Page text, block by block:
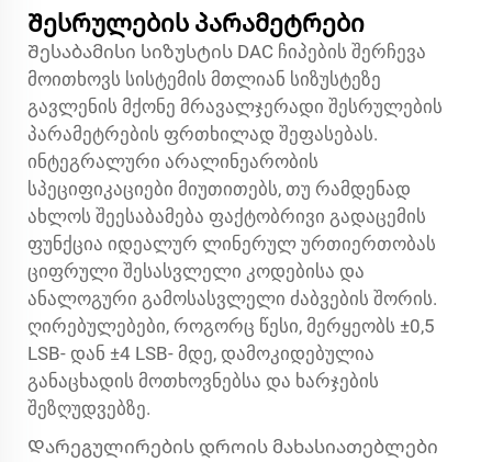
Შესრულების პარამეტრები
Შესაბამისი სიზუსტის DAC ჩიპების შერჩევა
მოითხოვს სისტემის მთლიან სიზუსტეზე
გავლენის მქონე მრავალჯერადი შესრულების
პარამეტრების ფრთხილად შეფასებას.
ინტეგრალური არალინეარობის
სპეციფიკაციები მიუთითებს, თუ რამდენად
ახლოს შეესაბამება ფაქტობრივი გადაცემის
ფუნქცია იდეალურ ლინერულ ურთიერთობას
ციფრული შესასვლელი კოდებისა და
ანალოგური გამოსასვლელი ძაბვების შორის.
ღირებულებები, როგორც წესი, მერყეობს ±0,5
LSB- დან ±4 LSB- მდე, დამოკიდებულია
განაცხადის მოთხოვნებსა და ხარჯების
შეზღუდვებზე.
Დარეგულირების დროის მახასიათებლები